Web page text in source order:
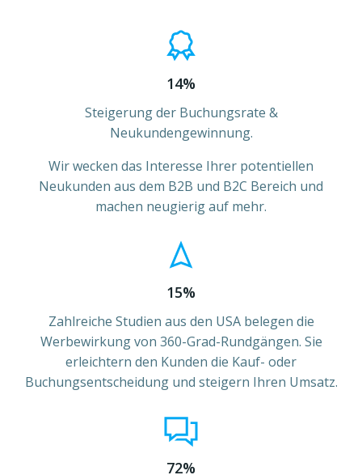
14%
Steigerung der Buchungsrate &
Neukundengewinnung.
Wir wecken das Interesse Ihrer potentiellen
Neukunden aus dem B2B und B2C Bereich und
machen neugierig auf mehr.
15%
Zahlreiche Studien aus den USA belegen die
Werbewirkung von 360-Grad-Rundgängen. Sie
erleichtern den Kunden die Kauf- oder
Buchungsentscheidung und steigern Ihren Umsatz.
72%